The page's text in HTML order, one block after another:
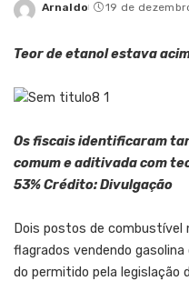
Posted
Arnaldo 19 de
Teor de etanol estava
Os fiscais identificaram
comum e aditivada com
53% Crédito: Divulgação
Dois postos de combustível
flagrados vendendo
do permitido pela legislação